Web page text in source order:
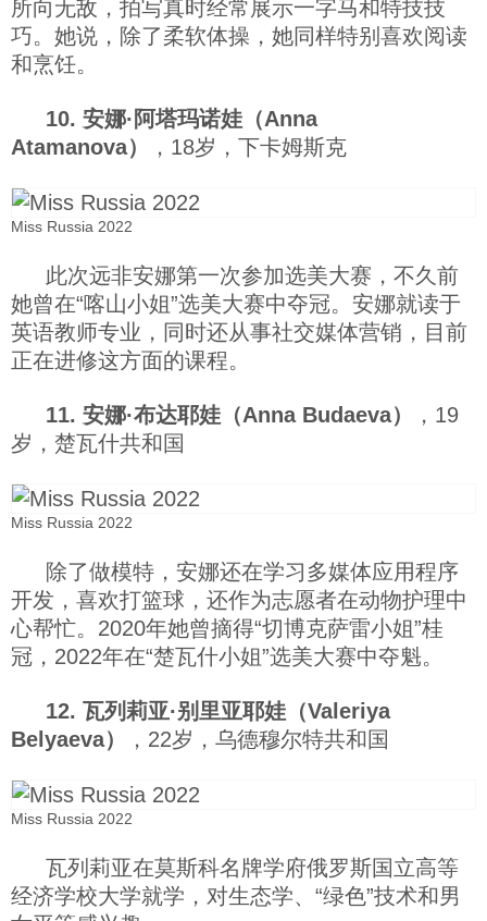
所向无敌，拍写真时经常展示一字马和特技技
巧。她说，除了柔软体操，她同样特别喜欢阅读
和烹饪。
10. 安娜·阿塔玛诺娃（Anna
Atamanova）
，18岁，下卡姆斯克
Miss Russia 2022
此次远非安娜第一次参加选美大赛，不久前
她曾在“喀山小姐”选美大赛中夺冠。安娜就读于
英语教师专业，同时还从事社交媒体营销，目前
正在进修这方面的课程。
11. 安娜·布达耶娃（Anna Budaeva）
，19
岁，楚瓦什共和国
Miss Russia 2022
除了做模特，安娜还在学习多媒体应用程序
开发，喜欢打篮球，还作为志愿者在动物护理中
心帮忙。2020年她曾摘得“切博克萨雷小姐”桂
冠，2022年在“楚瓦什小姐”选美大赛中夺魁。
12. 瓦列莉亚·别里亚耶娃（Valeriya
Belyaeva）
，22岁，乌德穆尔特共和国
Miss Russia 2022
瓦列莉亚在莫斯科名牌学府俄罗斯国立高等
经济学校大学就学，对生态学、“绿色”技术和男